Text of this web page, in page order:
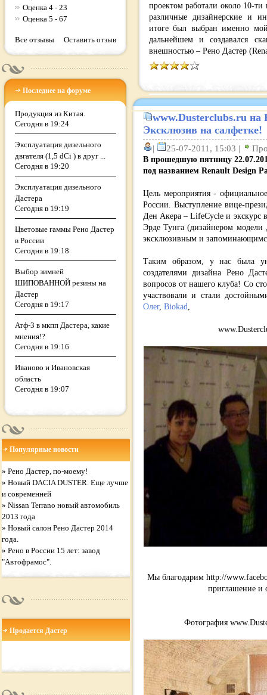
Оценка 4 - 23
Оценка 5 - 67
Все отзывы Оставить отзыв
Последнее на форуме
Продукция из Китая.
Сегодня в 19:24
Эксплуатация дизельного
двгателя (1,5 dCi ) в друг ...
Сегодня в 19:20
Эксплуатация дизельного
Дастера
Сегодня в 19:19
Цветовые гаммы Рено Дастер
в России
Сегодня в 19:18
Выбор зимней
ШИПОВАННОЙ резины на
Дастер
Сегодня в 19:17
Атф-3 в мкпп Дастера, какие
мнения!?
Сегодня в 19:16
Иваново и Ивановская
область
Сегодня в 19:07
Популярные новости
» Рено Дастер, по-моему!
» Новый DACIA DUSTER. Еще лучше
и современней
» Nissan Terrano новый автомобиль
2013 года
» Новый салон Рено Дастер 2014
года.
» Рено в России 15 лет: завод
"Автофрамос".
Продается Дастер
проектом работали около 10-
различные дизайнерские и
итоге был выбран именно
дальнейшем и создавался
внешностью – Рено Дастер
www.Dusterclubs.ru на
Эксклюзив на салфетке!
| 25-07-2011, 15:03 |
В прошедшую пятницу
под названием Renault Design
Цель мероприятия -
России. Выступление вице-
Ден Акера – LifeCycle и экскурс
Эрде Тунга (дизайнером модели
эксклюзивным и
Таким образом, у нас была
создателями дизайна Рено
вопросов от нашего клуба! Со
участвовали и стали
Олег, Biokad
Мы благодарим http://
приглашение и
Фотография